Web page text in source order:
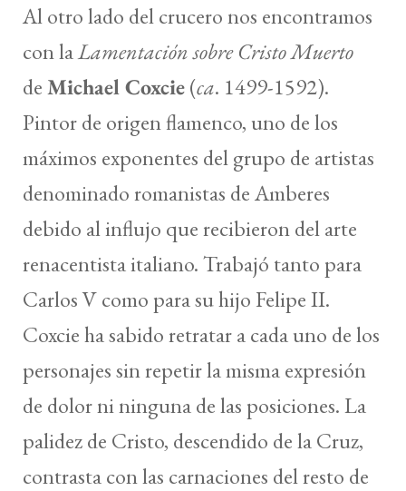
Al otro lado del crucero nos encontramos
con laLamentación sobre Cristo Muerto
deMichael Coxcie(ca. 1499-1592).
Pintor de origen flamenco, uno de los
máximos exponentes del grupo de artistas
denominado romanistas de Amberes
debido al influjo que recibieron del arte
renacentista italiano. Trabajó tanto para
Carlos V como para su hijo Felipe II.
Coxcie ha sabido retratar a cada uno de los
personajes sin repetir la misma expresión
de dolor ni ninguna de las posiciones. La
palidez de Cristo, descendido de la Cruz,
contrasta con las carnaciones del resto de